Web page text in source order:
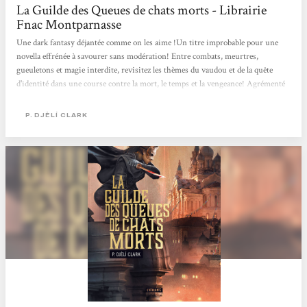
La Guilde des Queues de chats morts - Librairie
Fnac Montparnasse
Une dark fantasy déjantée comme on les aime !Un titre improbable pour une
novella effrénée à savourer sans modération! Entre combats, meurtres,
gueuletons et magie interdite, revisitez les thèmes du vaudou et de la quête
d'identité dans une course contre la mort, le temps et la vengeance! Agrémenté
P. DJÈLÍ CLARK